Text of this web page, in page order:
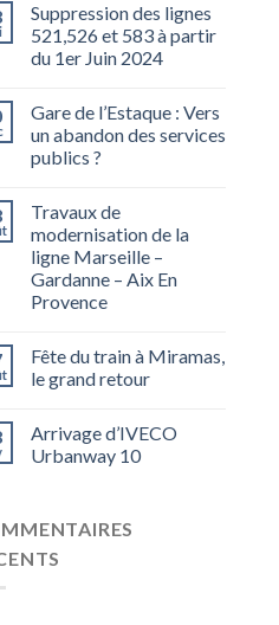
Suppression des lignes
521,526 et 583 à partir
du 1er Juin 2024
Gare de l’Estaque : Vers
un abandon des services
publics ?
Travaux de
modernisation de la
ligne Marseille –
Gardanne – Aix En
Provence
Fête du train à Miramas,
le grand retour
Arrivage d’IVECO
Urbanway 10